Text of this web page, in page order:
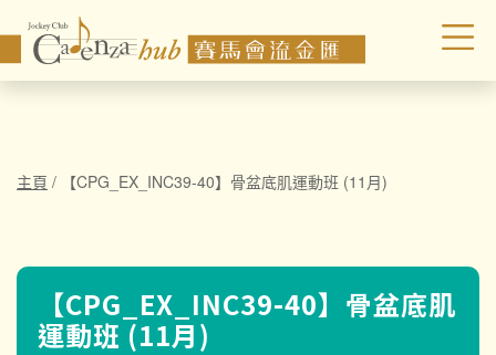
主頁 / 【CPG_EX_INC39-40】骨盆底肌運動班 (11月)
【CPG_EX_INC39-40】骨盆底肌
運動班 (11月)